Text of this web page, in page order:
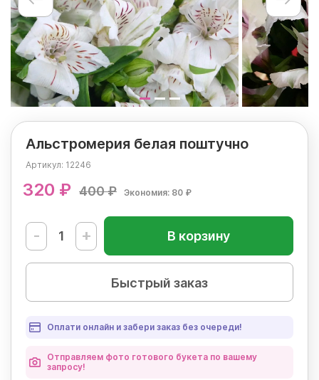
Альстромерия белая поштучно
Артикул: 12246
320 ₽ 400 ₽ Экономия: 80 ₽
- + В корзину
Быстрый заказ
Оплати онлайн и забери заказ без очереди!
Отправляем фото готового букета по вашему
запросу!